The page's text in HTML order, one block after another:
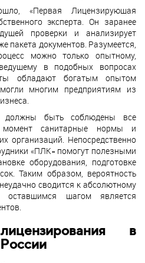
«Первая Лицензирующая
эксперта. Он заранее
проверки и анализирует
пакета документов. Разумеется,
можно только опытному,
в подобных вопросах
обладают богатым опытом
многим предприятиям из
должны быть соблюдены все
санитарные нормы и
организаций. Непосредственно
«ПЛК» помогут полезными
оборудования, подготовке
Таким образом, вероятность
сводится к абсолютному
шагом является
в